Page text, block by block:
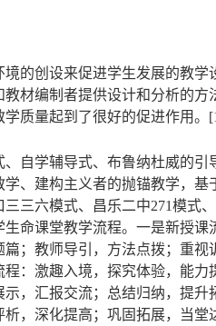
的创设来促进学生发展的教
教材编制者提供设计和分析的
质量起到了很好的促进作用。
自学辅导式、布鲁纳杜威的
、建构主义者的抛锚教学，
三六模式、昌乐二中271模式
生命课堂教学流程。一是新授
；教师导引，方法点拨；重
程：激趣入境，探究体验，能
示，汇报交流；总结归纳，提
析，深化提高；巩固拓展，当